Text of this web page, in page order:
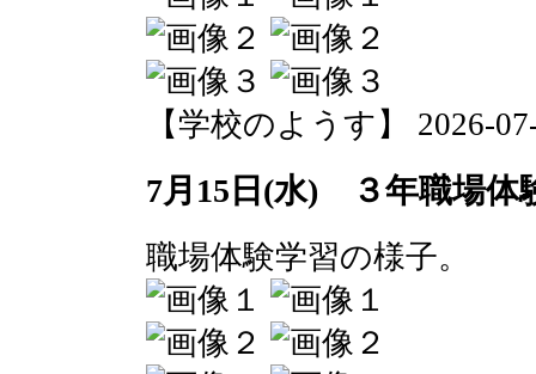
【学校のようす】 2026-
7月15日(水) ３年職場
職場体験学習の様子。